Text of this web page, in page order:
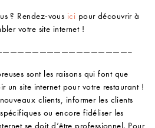
? Rendez-vous ici pour découvrir à
votre site internet !
sont les raisons qui font que
un site internet pour votre restaurant !
clients, informer les clients
ou encore fidéliser les
se doit d’être professionnel. Pour